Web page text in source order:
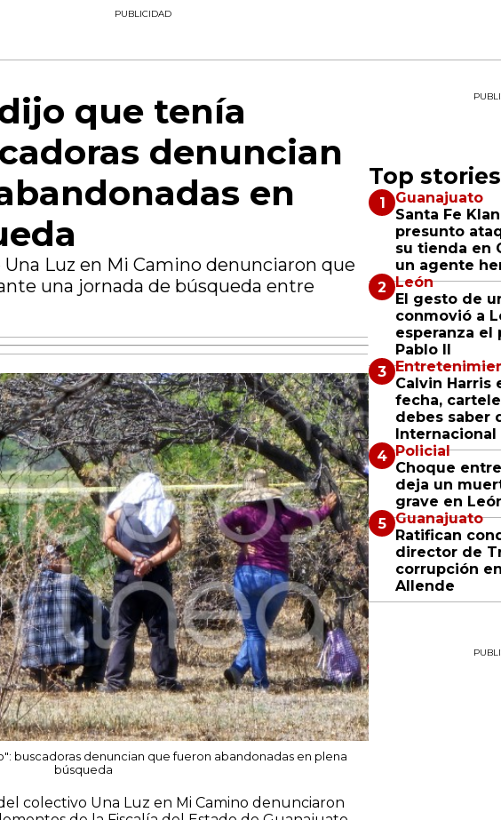
PUBLICIDAD
que tenía
denuncian
en
Luz en Mi Camino denunciaron que
una jornada de búsqueda entre
buscadoras denuncian que fueron abandonadas en plena
búsqueda
colectivo Una Luz en Mi Camino denunciaron
Top stories
Guanajuato
Santa Fe
presunto
su tienda en
un agente
León
El gesto de
conmovió a
esperanza el
Pablo II
Calvin Harris
fecha,
debes saber
Internacional
Policial
Choque
deja un
grave en
Guanajuato
Ratifican
director de
corrupción
Allende